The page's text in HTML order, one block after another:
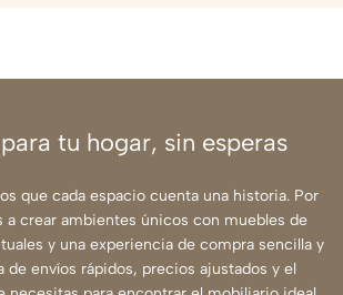
tu hogar, sin esperas
que cada espacio cuenta una historia. Por
a crear ambientes únicos con muebles de
y una experiencia de compra sencilla y
de envíos rápidos, precios ajustados y el